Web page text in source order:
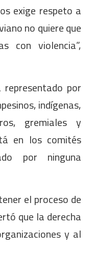
exige respeto a
no quiere que
con violencia”,
por
indígenas,
gremiales y
en los comités
por ninguna
el proceso de
que la derecha
y al